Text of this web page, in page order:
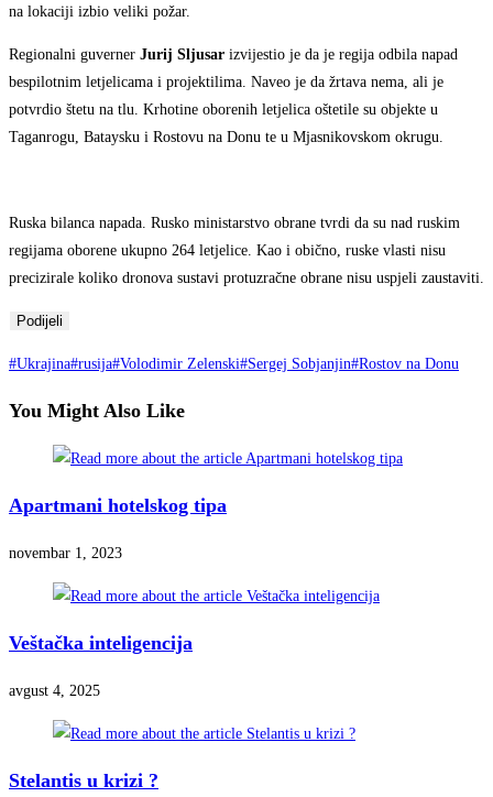
na lokaciji izbio veliki požar.
Regionalni guverner Jurij Sljusar izvijestio je da je regija odbila napad
bespilotnim letjelicama i projektilima. Naveo je da žrtava nema, ali je
potvrdio štetu na tlu. Krhotine oborenih letjelica oštetile su objekte u
Taganrogu, Bataysku i Rostovu na Donu te u Mjasnikovskom okrugu.
Ruska bilanca napada. Rusko ministarstvo obrane tvrdi da su nad ruskim
regijama oborene ukupno 264 letjelice. Kao i obično, ruske vlasti nisu
precizirale koliko dronova sustavi protuzračne obrane nisu uspjeli zaustaviti.
Podijeli
#Ukrajina#rusija#Volodimir Zelenski#Sergej Sobjanjin#Rostov na Donu
You Might Also Like
Apartmani hotelskog tipa
novembar 1, 2023
Veštačka inteligencija
avgust 4, 2025
Stelantis u krizi ?